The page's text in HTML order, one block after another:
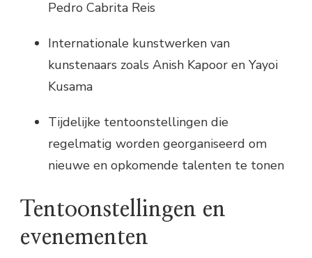
Pedro Cabrita Reis
Internationale kunstwerken van
kunstenaars zoals Anish Kapoor en Yayoi
Kusama
Tijdelijke tentoonstellingen die
regelmatig worden georganiseerd om
nieuwe en opkomende talenten te tonen
Tentoonstellingen en
evenementen